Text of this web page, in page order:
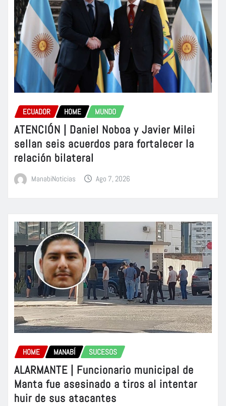
ECUADOR HOME MUNDO
ATENCIÓN | Daniel Noboa y Javier Milei
sellan seis acuerdos para fortalecer la
relación bilateral
ManabiNoticias Ago 7, 2026
HOME MANABÍ SUCESOS
ALARMANTE | Funcionario municipal de
Manta fue asesinado a tiros al intentar
huir de sus atacantes